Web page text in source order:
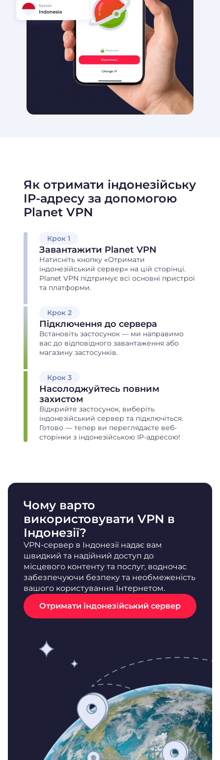
Як отримати індонезійську
IP-адресу за допомогою
Planet VPN
Крок 1
Завантажити Planet VPN
Натисніть кнопку «Отримати
індонезійський сервер» на цій сторінці.
Planet VPN підтримує всі основні пристрої
та платформи.
Крок 2
Підключення до сервера
Встановіть застосунок — ми направимо
вас до відповідного завантаження або
магазину застосунків.
Крок 3
Насолоджуйтесь повним
захистом
Відкрийте застосунок, виберіть
індонезійський сервер та підключіться.
Готово — тепер ви переглядаєте веб-
сторінки з індонезійською IP-адресою!
Чому варто
використовувати VPN в
Індонезії?
VPN-сервер в Індонезії надає вам
швидкий та надійний доступ до
місцевого контенту та послуг, водночас
забезпечуючи безпеку та необмеженість
вашого користування Інтернетом.
Отримати індонезійський сервер